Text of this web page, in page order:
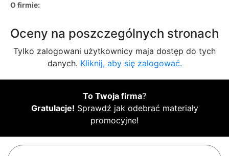
O firmie:
Oceny na poszczególnych stronach
Tylko zalogowani użytkownicy maja dostęp do tych
danych. Kliknij, aby się zalogować.
To Twoja firma?
Gratulacje! Sprawdź jak odebrać materiały
promocyjne!